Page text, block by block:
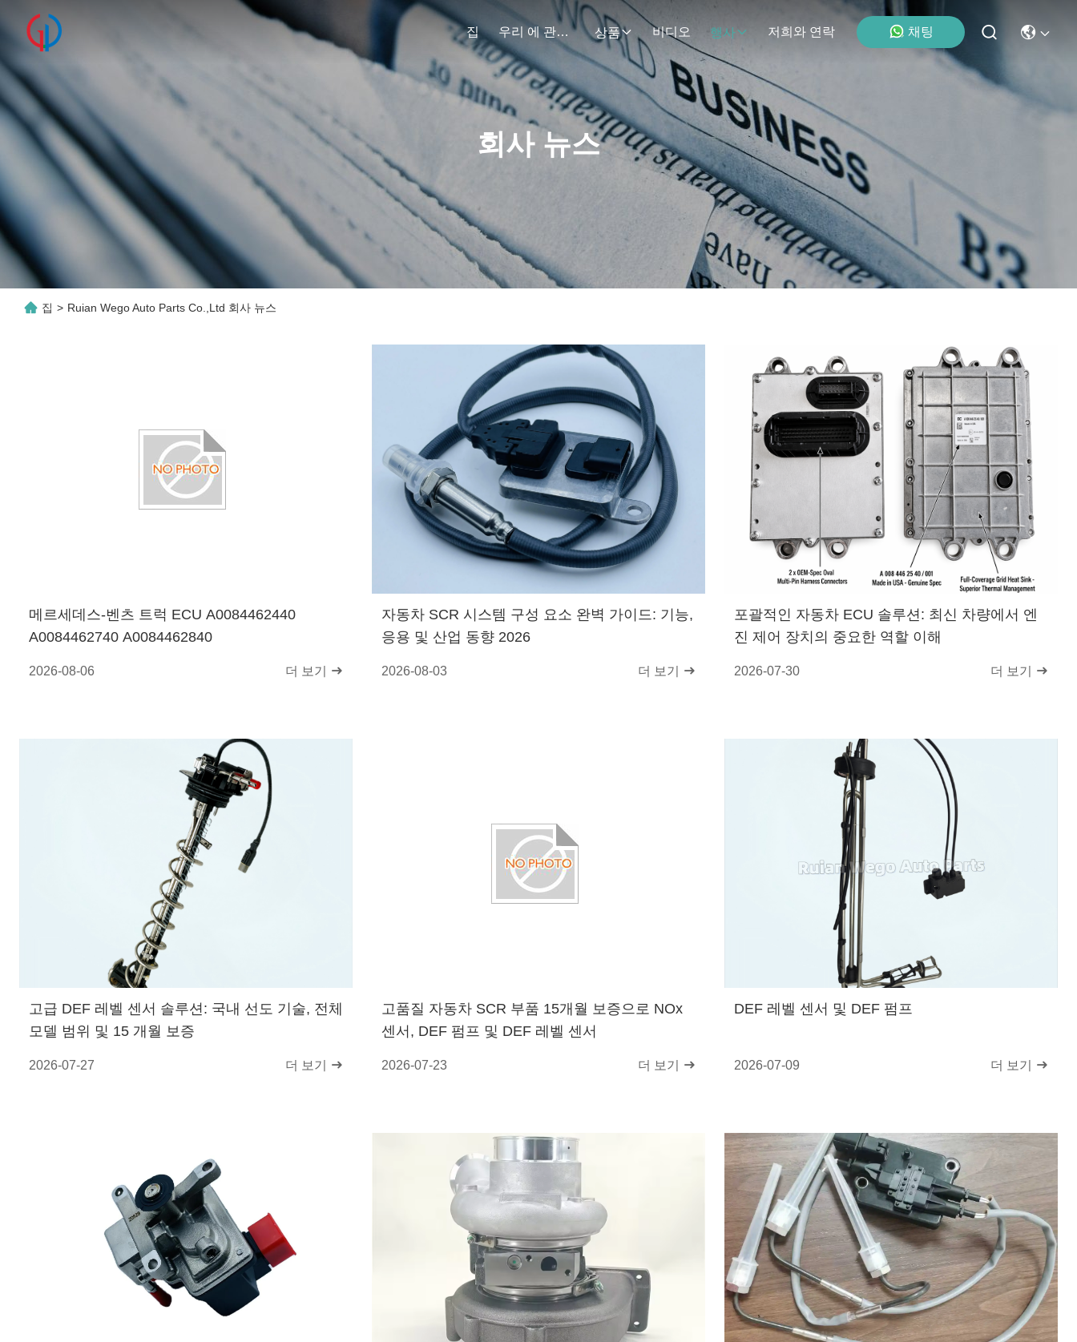
집 우리 에 관한 것 상품 비디오 행사 저희와 연락 채팅
회사 뉴스
집 > Ruian Wego Auto Parts Co.,ltd 회사 뉴스
메르세데스-벤츠 트럭 ECU A0084462440
A0084462740 A0084462840
2026-08-06 더 보기
자동차 SCR 시스템 구성 요소 완벽 가이드: 기능,
응용 및 산업 동향 2026
2026-08-03 더 보기
포괄적인 자동차 ECU 솔루션: 최신 차량에서 엔
진 제어 장치의 중요한 역할 이해
2026-07-30 더 보기
고급 DEF 레벨 센서 솔루션: 국내 선도 기술, 전체
모델 범위 및 15 개월 보증
2026-07-27 더 보기
고품질 자동차 SCR 부품 15개월 보증으로 NOx
센서, DEF 펌프 및 DEF 레벨 센서
2026-07-23 더 보기
DEF 레벨 센서 및 DEF 펌프
2026-07-09 더 보기